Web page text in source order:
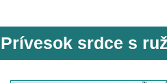
Prívesok srdce s